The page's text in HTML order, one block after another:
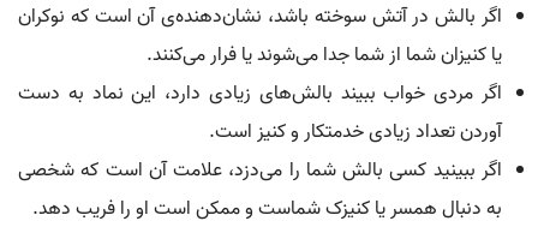
اگر بالش در آتش سوخته باشد، نشان‌دهنده‌ی آن است که نوکران
یا کنیزان شما از شما جدا می‌شوند یا فرار می‌کنند.
اگر مردی خواب ببیند بالش‌های زیادی دارد، این نماد به دست
آوردن تعداد زیادی خدمتکار و کنیز است.
اگر ببینید کسی بالش شما را می‌دزد، علامت آن است که شخصی
به دنبال همسر یا کنیزک شماست و ممکن است او را فریب دهد.